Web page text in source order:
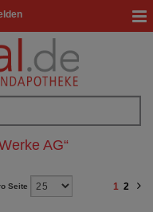
AG“
Seite 1 2